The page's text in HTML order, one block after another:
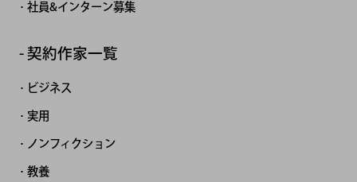
社員&インターン募集
契約作家一覧
ビジネス
実用
ノンフィクション
教養